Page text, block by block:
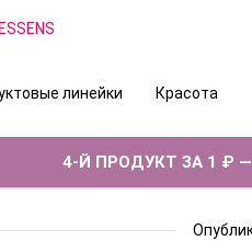
линейки Красота
4-Й ПРОДУКТ ЗА 1 ₽ —